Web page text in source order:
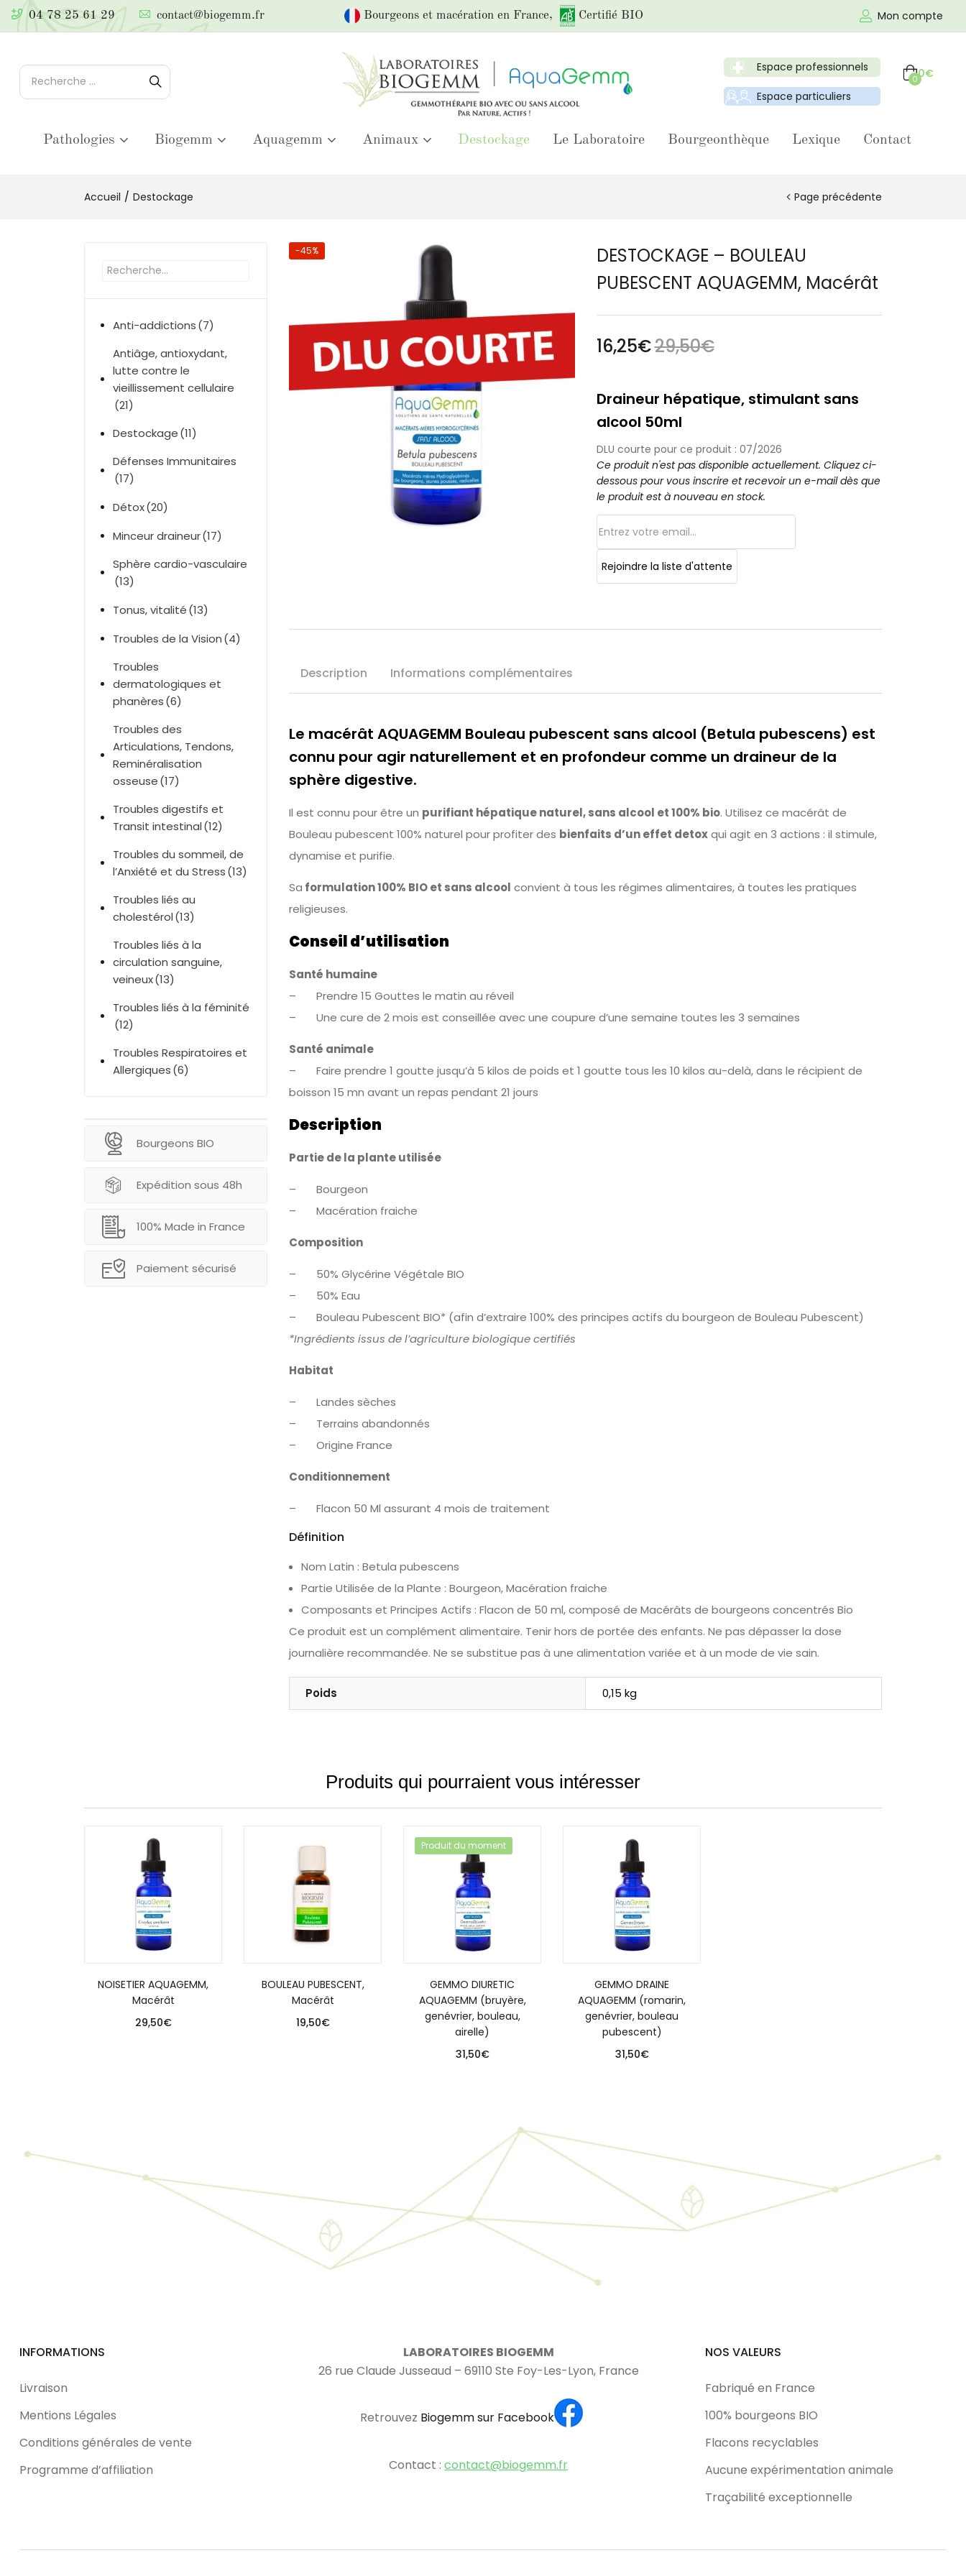
04 78 25 61 29 contact@biogemm.fr Bourgeons et macération en France, Certifié BIO Mon compte
Espace professionnels
Espace particuliers
00€
Pathologies Biogemm Aquagemm Animaux Destockage Le Laboratoire Bourgeonthèque Lexique Contact
Accueil Destockage Page précédente
Anti-addictions(7)
Antiâge, antioxydant,
lutte contre le
vieillissement cellulaire
(21)
Destockage(11)
Défenses Immunitaires
(17)
Détox(20)
Minceur draineur(17)
Sphère cardio-vasculaire
(13)
Tonus, vitalité(13)
Troubles de la Vision(4)
Troubles
dermatologiques et
phanères(6)
Troubles des
Articulations, Tendons,
Reminéralisation
osseuse(17)
Troubles digestifs et
Transit intestinal(12)
Troubles du sommeil, de
l’Anxiété et du Stress(13)
Troubles liés au
cholestérol(13)
Troubles liés à la
circulation sanguine,
veineux(13)
Troubles liés à la féminité
(12)
Troubles Respiratoires et
Allergiques(6)
Bourgeons BIO
Expédition sous 48h
100% Made in France
Paiement sécurisé
-45%
DESTOCKAGE – BOULEAU
PUBESCENT AQUAGEMM, Macérât
16,25€29,50€
Draineur hépatique, stimulant sans
alcool 50ml
DLU courte pour ce produit : 07/2026
Ce produit n'est pas disponible actuellement. Cliquez ci-
dessous pour vous inscrire et recevoir un e-mail dès que
le produit est à nouveau en stock.
Description Informations complémentaires
Le macérât AQUAGEMM Bouleau pubescent sans alcool (Betula pubescens) est
connu pour agir naturellement et en profondeur comme un draineur de la
sphère digestive.
Il est connu pour être un purifiant hépatique naturel, sans alcool et 100% bio. Utilisez ce macérât de
Bouleau pubescent 100% naturel pour profiter des bienfaits d’un effet detoxqui agit en 3 actions : il stimule,
dynamise et purifie.
Sa formulation 100% BIO et sans alcool convient à tous les régimes alimentaires, à toutes les pratiques
religieuses.
Conseil d’utilisation
Santé humaine
– Prendre 15 Gouttes le matin au réveil
– Une cure de 2 mois est conseillée avec une coupure d’une semaine toutes les 3 semaines
Santé animale
– Faire prendre 1 goutte jusqu’à 5 kilos de poids et 1 goutte tous les 10 kilos au-delà, dans le récipient de
boisson 15 mn avant un repas pendant 21 jours
Description
Partie de la plante utilisée
– Bourgeon
– Macération fraiche
Composition
– 50% Glycérine Végétale BIO
– 50% Eau
– Bouleau Pubescent BIO* (afin d’extraire 100% des principes actifs du bourgeon de Bouleau Pubescent)
*Ingrédients issus de l’agriculture biologique certifiés
Habitat
– Landes sèches
– Terrains abandonnés
– Origine France
Conditionnement
– Flacon 50 Ml assurant 4 mois de traitement
Définition
Nom Latin : Betula pubescens
Partie Utilisée de la Plante : Bourgeon, Macération fraiche
Composants et Principes Actifs : Flacon de 50 ml, composé de Macérâts de bourgeons concentrés Bio
Ce produit est un complément alimentaire. Tenir hors de portée des enfants. Ne pas dépasser la dose
journalière recommandée. Ne se substitue pas à une alimentation variée et à un mode de vie sain.
Poids 0,15 kg
Produits qui pourraient vous intéresser
NOISETIER AQUAGEMM,
Macérât
29,50€
BOULEAU PUBESCENT,
Macérât
19,50€
Produit du moment
GEMMO DIURETIC
AQUAGEMM (bruyère,
genévrier, bouleau,
airelle)
31,50€
GEMMO DRAINE
AQUAGEMM (romarin,
genévrier, bouleau
pubescent)
31,50€
INFORMATIONS
Livraison
Mentions Légales
Conditions générales de vente
Programme d’affiliation
LABORATOIRES BIOGEMM
26 rue Claude Jusseaud – 69110 Ste Foy-Les-Lyon, France
Retrouvez Biogemm sur Facebook
Contact :contact@biogemm.fr
NOS VALEURS
Fabriqué en France
100% bourgeons BIO
Flacons recyclables
Aucune expérimentation animale
Traçabilité exceptionnelle